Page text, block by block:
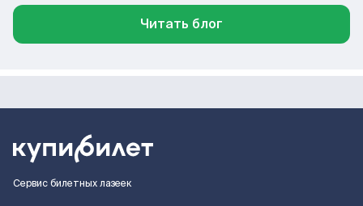
Читать блог
Сервис билетных лазеек